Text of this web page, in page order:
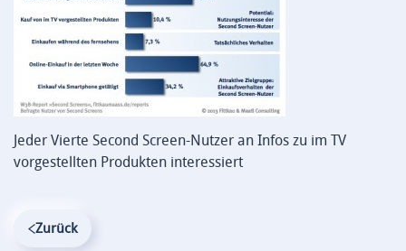
Jeder Vierte Second Screen-Nutzer an Infos zu im TV
vorgestellten Produkten interessiert
Zurück